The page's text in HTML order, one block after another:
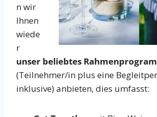
n wir
Ihnen
wiede
r
unser beliebtes
(Teilnehmer/in plus eine
inklusive) anbieten, dies umfasst: